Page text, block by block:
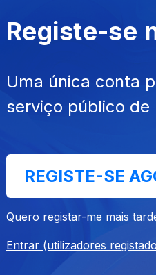
Registe-se
Uma única conta
serviço público de
REGISTE-SE
Quero registar-me mais
Entrar (utilizadores